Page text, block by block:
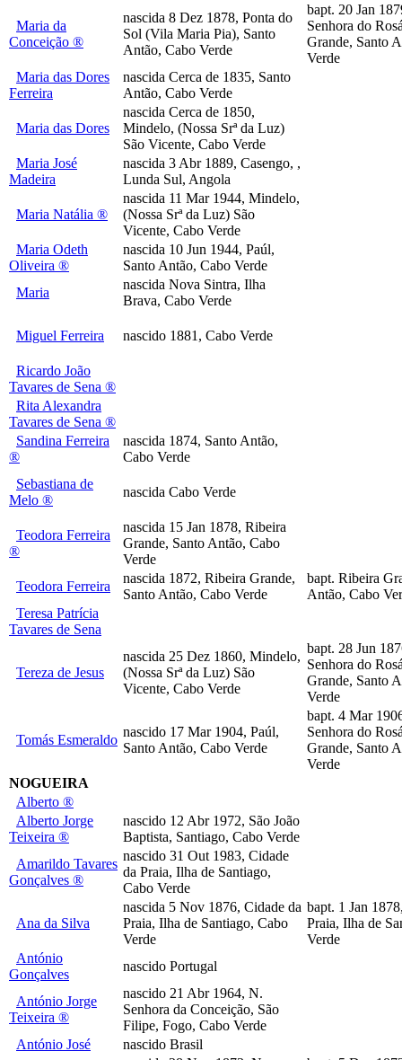
Maria da
Conceição ®
nascida 8 Dez 1878, Ponta do
Sol (Vila Maria Pia), Santo
Antão, Cabo Verde
bapt. 20 Jan
Senhora do
Grande, Santo
Verde
Maria das Dores
Ferreira
nascida Cerca de 1835, Santo
Antão, Cabo Verde
Maria das Dores
nascida Cerca de 1850,
Mindelo, (Nossa Srª da Luz)
São Vicente, Cabo Verde
Maria José
Madeira
nascida 3 Abr 1889, Casengo, ,
Lunda Sul, Angola
Maria Natália ®
nascida 11 Mar 1944, Mindelo,
(Nossa Srª da Luz) São
Vicente, Cabo Verde
Maria Odeth
Oliveira ®
nascida 10 Jun 1944, Paúl,
Santo Antão, Cabo Verde
Maria
nascida Nova Sintra, Ilha
Brava, Cabo Verde
Miguel Ferreira nascido 1881, Cabo Verde
Ricardo João
Tavares de Sena ®
Rita Alexandra
Tavares de Sena ®
Sandina Ferreira
®
nascida 1874, Santo Antão,
Cabo Verde
Sebastiana de
Melo ®
nascida Cabo Verde
Teodora Ferreira
®
nascida 15 Jan 1878, Ribeira
Grande, Santo Antão, Cabo
Verde
Teodora Ferreira
nascida 1872, Ribeira Grande,
Santo Antão, Cabo Verde
bapt. Ribeira
Antão, Cabo
Teresa Patrícia
Tavares de Sena
Tereza de Jesus
nascida 25 Dez 1860, Mindelo,
(Nossa Srª da Luz) São
Vicente, Cabo Verde
bapt. 28 Jun
Senhora do
Grande, Santo
Verde
Tomás Esmeraldo
nascido 17 Mar 1904, Paúl,
Santo Antão, Cabo Verde
bapt. 4 Mar
Senhora do
Grande, Santo
Verde
NOGUEIRA
Alberto ®
Alberto Jorge
Teixeira ®
nascido 12 Abr 1972, São João
Baptista, Santiago, Cabo Verde
Amarildo Tavares
Gonçalves ®
nascido 31 Out 1983, Cidade
da Praia, Ilha de Santiago,
Cabo Verde
Ana da Silva
nascida 5 Nov 1876, Cidade da
Praia, Ilha de Santiago, Cabo
Verde
bapt. 1 Jan
Praia, Ilha de
Verde
António
Gonçalves
nascido Portugal
António Jorge
Teixeira ®
nascido 21 Abr 1964, N.
Senhora da Conceição, São
Filipe, Fogo, Cabo Verde
António José
nascido Brasil